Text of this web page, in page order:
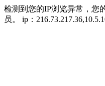
检测到您的IP浏览异常，您
员。 ip：